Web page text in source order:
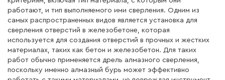
работают, и тип выполняемого ими сверления. Одним из
самых распространенных видов является установка для
сверления отверстий в железобетоне, которая
используется для создания отверстий в прочных и жестких
материалах, таких как бетон и железобетон. Для таких
работ обычно применяется дрель алмазного сверления,
поскольку именно алмазный бурь может эффективно